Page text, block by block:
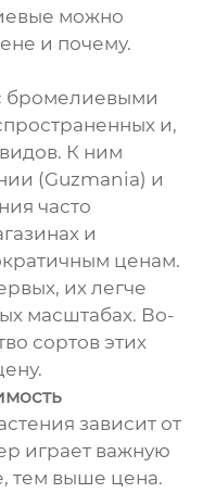
можно
и почему.
бромелиевыми
и,
К ним
(Guzmania) и
часто
и
ценам.
их легче
масштабах. Во-
сортов этих
зависит от
играет важную
тем выше цена.